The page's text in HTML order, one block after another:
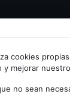
cookies
y mejorar
no sean